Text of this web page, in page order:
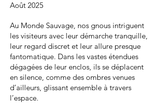
Août 2025
Au Monde Sauvage, nos gnous intriguent
les visiteurs avec leur démarche tranquille,
leur regard discret et leur allure presque
fantomatique. Dans les vastes étendues
dégagées de leur enclos, ils se déplacent
en silence, comme des ombres venues
d’ailleurs, glissant ensemble à travers
l’espace.